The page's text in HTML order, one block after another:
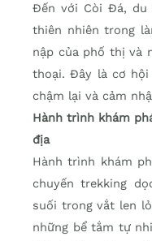
Đến với Còi Đá, du
thiên nhiên trong
nập của phố thị và
thoại. Đây là cơ hội
chậm lại và cảm
Hành trình khám
địa
Hành trình khám
chuyến trekking
suối trong vắt len
những bể tắm tự